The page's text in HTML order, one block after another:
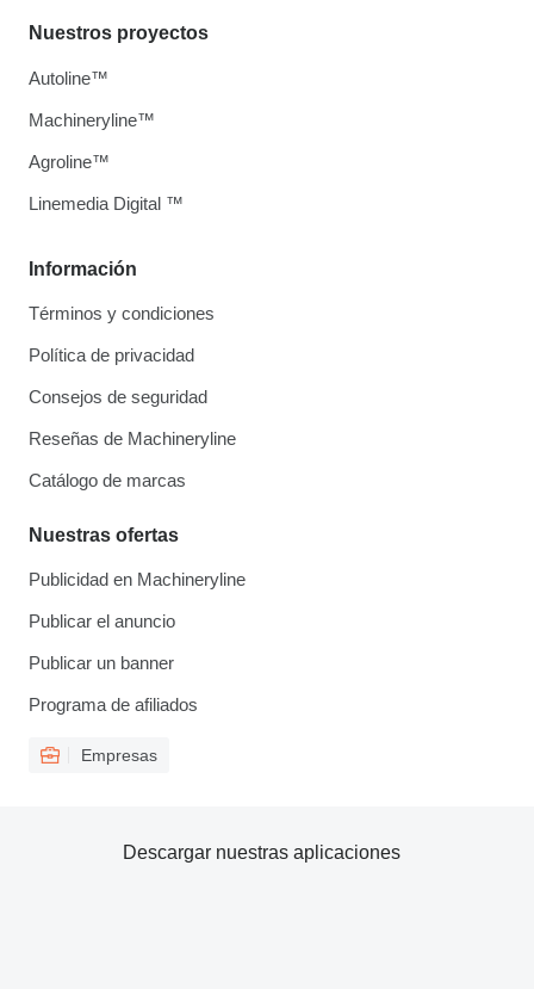
Información
Términos y condiciones
Política de privacidad
Consejos de seguridad
Reseñas de Machineryline
Catálogo de marcas
Nuestras ofertas
Publicidad en Machineryline
Publicar el anuncio
Publicar un banner
Programa de afiliados
Empresas
Nuestros proyectos
Autoline™
Machineryline™
Agroline™
Linemedia Digital ™
Descargar nuestras aplicaciones